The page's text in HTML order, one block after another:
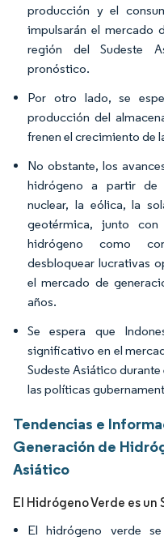
producción y el
impulsarán el mercado
región del Sudeste
pronóstico.
Por otro lado, se
producción del
frenen el crecimiento de
No obstante, los
hidrógeno a partir de
nuclear, la eólica, la
geotérmica, junto
hidrógeno como
desbloquear lucrativas
el mercado de
años.
Se espera que
significativo en el
Sudeste Asiático
las políticas
Tendencias e
Generación de
Asiático
El Hidrógeno Verde es
El hidrógeno verde